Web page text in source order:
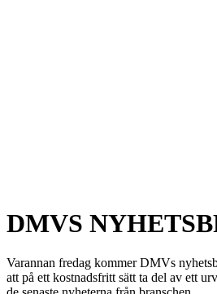
DMVS
Varannan fredag kommer DMVs
att på ett kostnadsfritt sätt ta del av ett